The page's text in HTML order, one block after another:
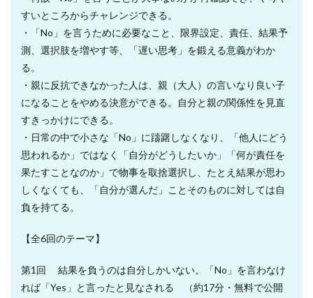
すいところからチャレンジできる。
・「No」を言うために必要なこと、限界設定、責任、結果予
測、選択肢を増やす等、「遅い思考」を鍛える意義がわか
る。
・親に反抗できなかった人は、親（大人）の言いなり良い子
になることをやめる決意ができる。自分と親の関係性を見直
すきっかけにできる。
・日常の中で小さな「No」に躊躇しなくなり、「他人にどう
思われるか」ではなく「自分がどうしたいか」「何が責任を
果たすことなのか」で物事を取捨選択し、たとえ結果が思わ
しくなくても、「自分が選んだ」ことそのものに対しては自
負を持てる。
【全6回のテーマ】
第1回 結果を負うのは自分しかいない。「No」を言わなけ
れば「Yes」と言ったと見なされる （約17分・無料で公開